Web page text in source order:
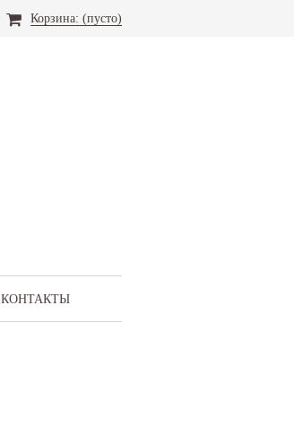
Корзина: (пусто)
КОНТАКТЫ